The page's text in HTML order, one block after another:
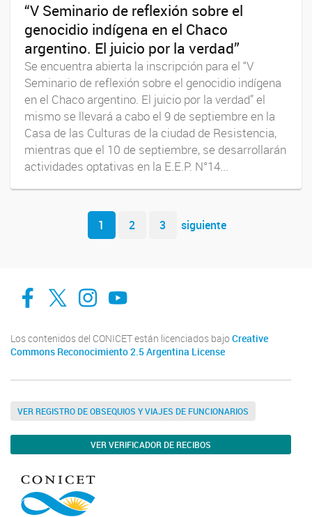
“V Seminario de reflexión sobre el
genocidio indígena en el Chaco
argentino. El juicio por la verdad”
Se encuentra abierta la inscripción para el “V
Seminario de reflexión sobre el genocidio indígena
en el Chaco argentino. El juicio por la verdad” el
mismo se llevará a cabo el 9 de septiembre en la
Casa de las Culturas de la ciudad de Resistencia,
mientras que el 10 de septiembre, se desarrollarán
actividades optativas en la E.E.P. N°14...
Navegador de artículos
1 2 3 siguiente
facebook
twitter
Instagram
Canal de Youtube
Los contenidos del CONICET están licenciados bajo Creative
Commons Reconocimiento 2.5 Argentina License
VER REGISTRO DE OBSEQUIOS Y VIAJES DE FUNCIONARIOS
VER VERIFICADOR DE RECIBOS